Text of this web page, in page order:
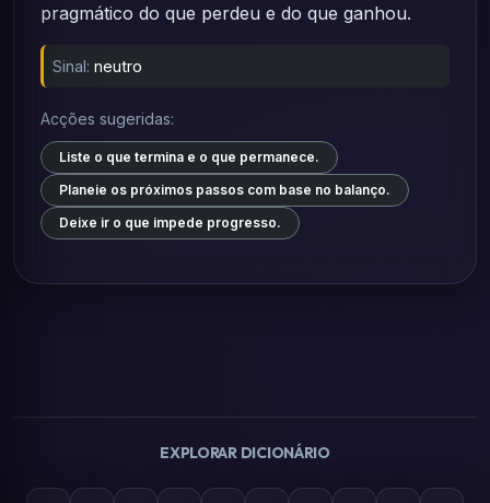
pragmático do que perdeu e do que ganhou.
Sinal: neutro
Acções sugeridas:
Liste o que termina e o que permanece.
Planeie os próximos passos com base no balanço.
Deixe ir o que impede progresso.
EXPLORAR DICIONÁRIO